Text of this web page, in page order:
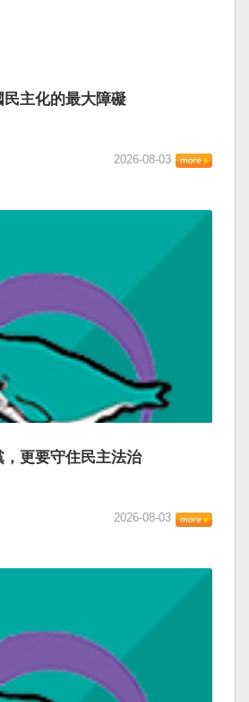
民主化的最大障礙
2026-08-03
更要守住民主法治
2026-08-03